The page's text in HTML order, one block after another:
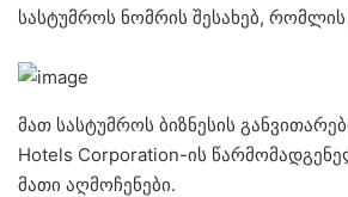
სასტუმროს ნომრის შესახებ,
მათ სასტუმროს ბიზნესის
Hotels Corporation-ის
მათი აღმოჩენები.